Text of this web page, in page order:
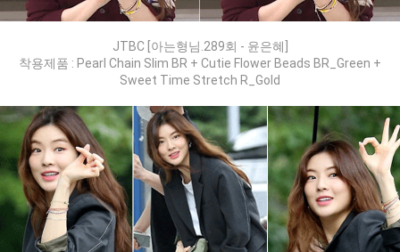
JTBC [아는형님.289회 - 윤은혜]
착용제품 : Pearl Chain Slim BR + Cutie Flower Beads BR_Green +
Sweet Time Stretch R_Gold